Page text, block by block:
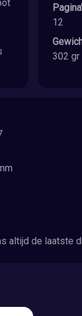
12
302 gr
altijd de laatste